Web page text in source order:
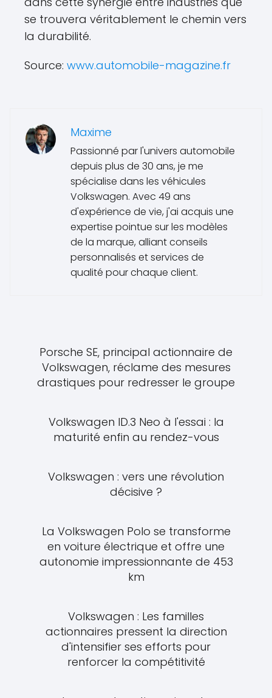
se trouvera véritablement le chemin vers
la durabilité.
Source: www.automobile-magazine.fr
Maxime
Passionné par l'univers automobile
depuis plus de 30 ans, je me
spécialise dans les véhicules
Volkswagen. Avec 49 ans
d'expérience de vie, j'ai acquis une
expertise pointue sur les modèles
de la marque, alliant conseils
personnalisés et services de
qualité pour chaque client.
Porsche SE, principal actionnaire de
Volkswagen, réclame des mesures
drastiques pour redresser le groupe
Volkswagen ID.3 Neo à l'essai : la
maturité enfin au rendez-vous
Volkswagen : vers une révolution
décisive ?
La Volkswagen Polo se transforme
en voiture électrique et offre une
autonomie impressionnante de 453
km
Volkswagen : Les familles
actionnaires pressent la direction
d'intensifier ses efforts pour
renforcer la compétitivité